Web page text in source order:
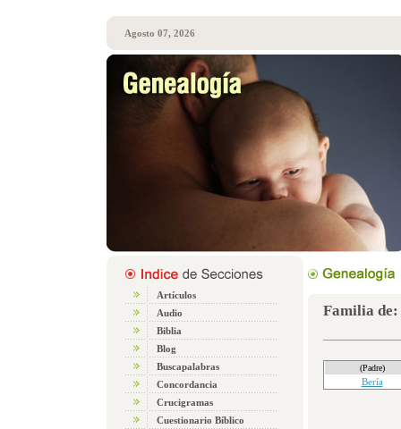
Agosto 07, 2026
Artículos
Audio
Biblia
Blog
Buscapalabras
Concordancia
Crucigramas
Cuestionario Bíblico
Familia
(Padre)
Bería